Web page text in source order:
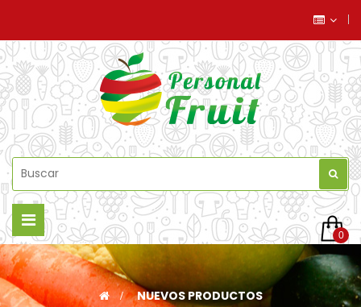
0
Navegación
de
palanca
> NUEVOS PRODUCTOS